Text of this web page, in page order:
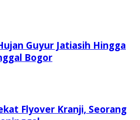
Guyur Jatiasih Hingga
Bogor
Flyover Kranji, Seorang